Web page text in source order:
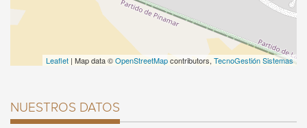
Leaflet | Map data ©OpenStreetMapcontributors, TecnoGestión Sistemas
NUESTROS DATOS